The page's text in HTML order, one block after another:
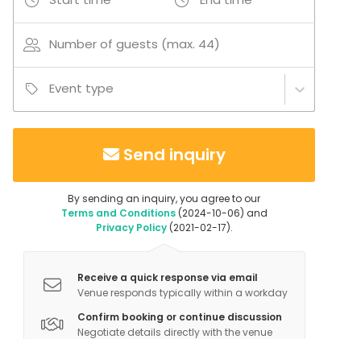
Number of guests (max. 44)
Event type
Send inquiry
By sending an inquiry, you agree to our
Terms and Conditions(2024-10-06) and
Privacy Policy(2021-02-17).
Receive a quick response via email
Venue responds typically within a workday
Confirm booking or continue discussion
Negotiate details directly with the venue